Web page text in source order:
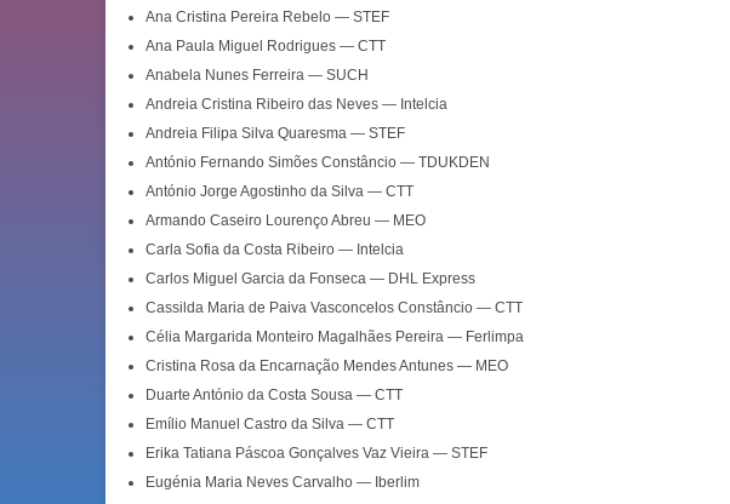
Ana Cristina Pereira Rebelo — STEF
Ana Paula Miguel Rodrigues — CTT
Anabela Nunes Ferreira — SUCH
Andreia Cristina Ribeiro das Neves — Intelcia
Andreia Filipa Silva Quaresma — STEF
António Fernando Simões Constâncio — TDUKDEN
António Jorge Agostinho da Silva — CTT
Armando Caseiro Lourenço Abreu — MEO
Carla Sofia da Costa Ribeiro — Intelcia
Carlos Miguel Garcia da Fonseca — DHL Express
Cassilda Maria de Paiva Vasconcelos Constâncio — CTT
Célia Margarida Monteiro Magalhães Pereira — Ferlimpa
Cristina Rosa da Encarnação Mendes Antunes — MEO
Duarte António da Costa Sousa — CTT
Emílio Manuel Castro da Silva — CTT
Erika Tatiana Páscoa Gonçalves Vaz Vieira — STEF
Eugénia Maria Neves Carvalho — Iberlim